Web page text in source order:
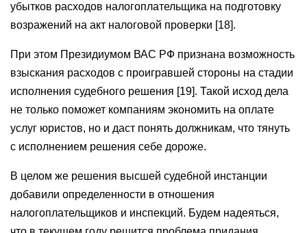
убытков расходов налогоплательщика на подготовку
возражений на акт налоговой проверки [18].
При этом Президиумом ВАС РФ признана возможность
взыскания расходов с проигравшей стороны на стадии
исполнения судебного решения [19]. Такой исход дела
не только поможет компаниям экономить на оплате
услуг юристов, но и даст понять должникам, что тянуть
с исполнением решения себе дороже.
В целом же решения высшей судебной инстанции
добавили определенности в отношения
налогоплательщиков и инспекций. Будем надеяться,